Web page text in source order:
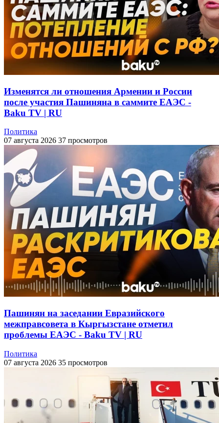
Изменятся ли отношения Армении и России
после участия Пашиняна в саммите ЕАЭС -
Baku TV | RU
Политика
07 августа 2026 37 просмотров
Пашинян на заседании Евразийского
межправсовета в Кыргызстане отметил
проблемы ЕАЭС - Baku TV | RU
Политика
07 августа 2026 35 просмотров